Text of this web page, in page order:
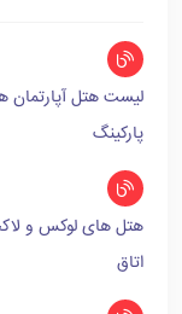
لیست هتل
پارکینگ
هتل های لوکس و
اتاق